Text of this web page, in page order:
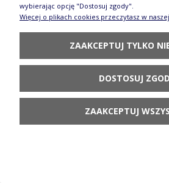
GU1265DEK882A
wybierając opcję "Dostosuj zgody".
Więcej o plikach cookies przeczytasz w
ZAAKCEPTUJ TYLKO
DOSTOSUJ
ZAAKCEPTUJ